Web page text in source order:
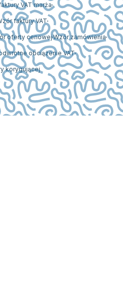
VAT marża
faktury VAT
oferty cenowejWzór zamówienia
obciążenie VAT
korygującej